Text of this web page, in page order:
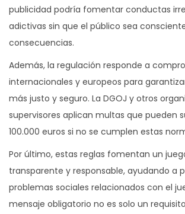
publicidad podría fomentar conductas
adictivas sin que el público sea
consecuencias.
Además, la regulación responde a
internacionales y europeos para
más justo y seguro. La DGOJ y otros
supervisores aplican multas que pueden
100.000 euros si no se cumplen estas
Por último, estas reglas fomentan un
transparente y responsable, ayudando a
problemas sociales relacionados con el
mensaje obligatorio no es solo un